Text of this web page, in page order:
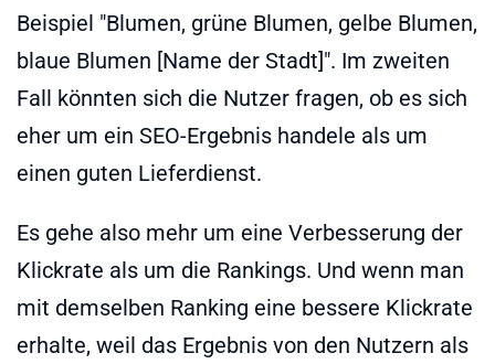
Beispiel "Blumen, grüne Blumen, gelbe Blumen,
blaue Blumen [Name der Stadt]". Im zweiten
Fall könnten sich die Nutzer fragen, ob es sich
eher um ein SEO-Ergebnis handele als um
einen guten Lieferdienst.
Es gehe also mehr um eine Verbesserung der
Klickrate als um die Rankings. Und wenn man
mit demselben Ranking eine bessere Klickrate
erhalte, weil das Ergebnis von den Nutzern als